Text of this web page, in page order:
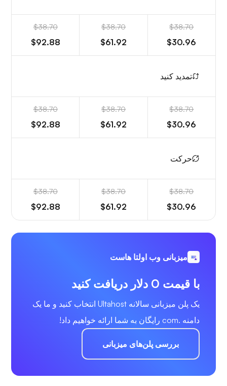
$38.70
$30.96
$38.70
$61.92
$38.70
$92.88
تمدید کنید
$38.70
$30.96
$38.70
$61.92
$38.70
$92.88
حرکت
$38.70
$30.96
$38.70
$61.92
$38.70
$92.88
میزبانی وب اولتا هاست
با قیمت 0 دلار دریافت کنید
یک پلن میزبانی سالانه Ultahost انتخاب کنید و ما یک
دامنه .com رایگان به شما ارائه خواهیم داد!
بررسی پلن‌های میزبانی